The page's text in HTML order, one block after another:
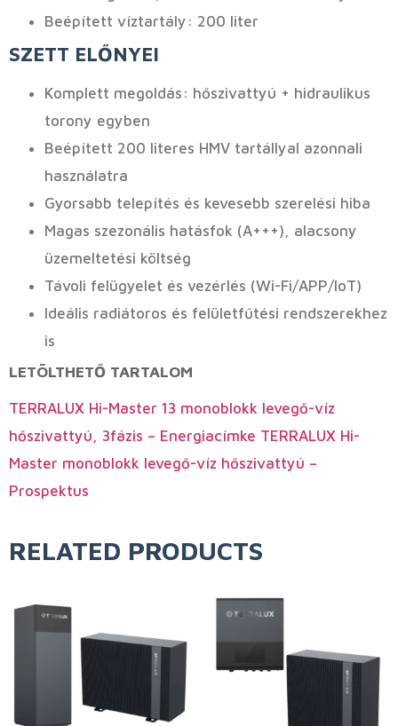
Beépített víztartály: 200 liter
SZETT ELŐNYEI
Komplett megoldás: hőszivattyú + hidraulikus
torony egyben
Beépített 200 literes HMV tartállyal azonnali
használatra
Gyorsabb telepítés és kevesebb szerelési hiba
Magas szezonális hatásfok (A+++), alacsony
üzemeltetési költség
Távoli felügyelet és vezérlés (Wi-Fi/APP/IoT)
Ideális radiátoros és felületfűtési rendszerekhez
is
LETÖLTHETŐ TARTALOM
TERRALUX Hi-Master 13 monoblokk levegő-víz
hőszivattyú, 3fázis – Energiacímke TERRALUX Hi-
Master monoblokk levegő-víz hőszivattyú –
Prospektus
RELATED PRODUCTS